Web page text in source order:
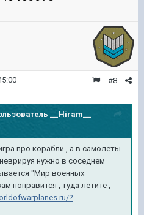
#8
__Hiram__
про корабли , а в самолёты
нужно в соседнем
"Мир военных
понравится , туда летите ,
?